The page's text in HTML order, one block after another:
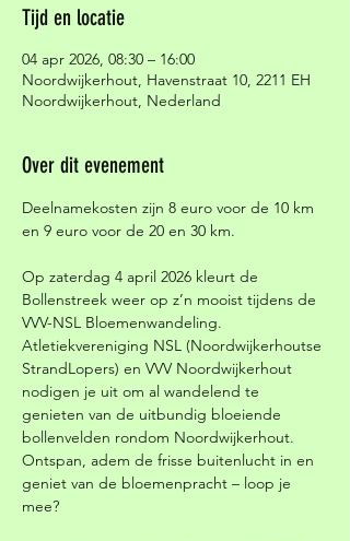
Tijd en locatie
04 apr 2026, 08:30 – 16:00
Noordwijkerhout, Havenstraat 10, 2211 EH
Noordwijkerhout, Nederland
Over dit evenement
Deelnamekosten zijn 8 euro voor de 10 km
en 9 euro voor de 20 en 30 km.
Op zaterdag 4 april 2026 kleurt de
Bollenstreek weer op z’n mooist tijdens de
VVV-NSL Bloemenwandeling.
Atletiekvereniging NSL (Noordwijkerhoutse
StrandLopers) en VVV Noordwijkerhout
nodigen je uit om al wandelend te
genieten van de uitbundig bloeiende
bollenvelden rondom Noordwijkerhout.
Ontspan, adem de frisse buitenlucht in en
geniet van de bloemenpracht – loop je
mee?